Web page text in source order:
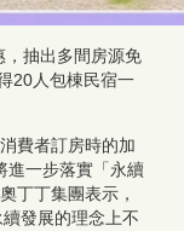
抽出多間房源免
20人包棟民宿一
費者訂房時的加
進一步落實「永續
丁丁集團表示，
發展的理念上不